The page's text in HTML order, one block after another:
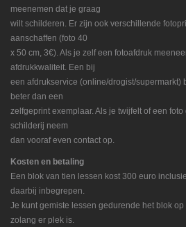
meenemen dat je graag
wilt schilderen. Er zijn ook verschillende
aanschaffen (foto 40
x 50 cm, 3€). Als je zelf een fotoafdruk
afdrukkwaliteit. Een bij
een afdrukservice (online/drogist/supermarkt)
beter dan een
zelfgeprint exemplaar. Als je twijfelt of een
schilderij neem
dan vooraf even contact op.
Kosten en betaling
Een blok van tien lessen kost 300 euro
daarbij inbegrepen.
Je kunt gemiste lessen gedurende het blok
zolang er plek is.